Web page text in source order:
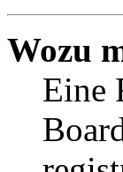
Wozu
Eine